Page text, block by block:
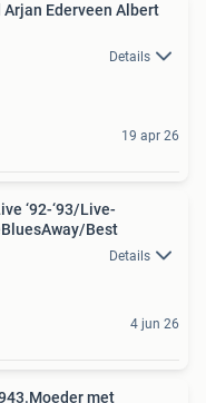
Ederveen Albert
Details
19 apr 26
‘92-‘93/Live-
Best
Details
4 jun 26
met